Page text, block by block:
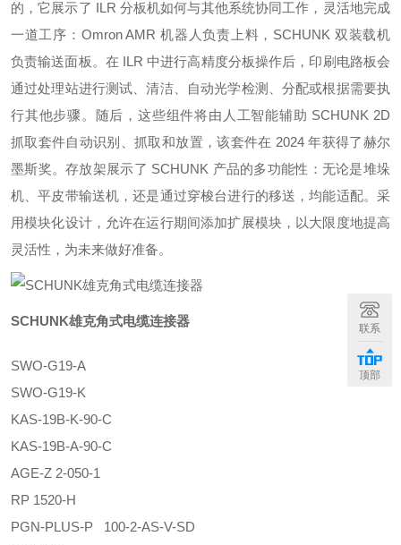
的，它展示了 ILR 分板机如何与其他系统协同工作，灵活地完成
一道工序：Omron AMR 机器人负责上料，SCHUNK 双装载机
负责输送面板。在 ILR 中进行高精度分板操作后，印刷电路板会
通过处理站进行测试、清洁、自动光学检测、分配或根据需要执
行其他步骤。随后，这些组件将由人工智能辅助 SCHUNK 2D
抓取套件自动识别、抓取和放置，该套件在 2024 年获得了赫尔
墨斯奖。存放架展示了 SCHUNK 产品的多功能性：无论是堆垛
机、平皮带输送机，还是通过穿梭台进行的移送，均能适配。采
用模块化设计，允许在运行期间添加扩展模块，以大限度地提高
灵活性，为未来做好准备。
SCHUNK雄克角式电缆连接器
SWO-G19-A
SWO-G19-K
KAS-19B-K-90-C
KAS-19B-A-90-C
AGE-Z 2-050-1
RP 1520-H
PGN-PLUS-P 100-2-AS-V-SD
联系
顶部